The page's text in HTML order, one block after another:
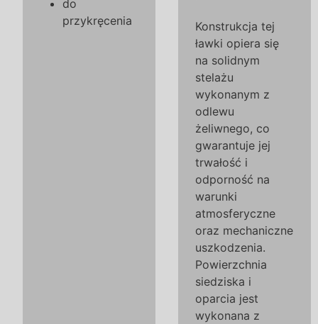
do
przykręcenia
Konstrukcja tej
ławki opiera się
na solidnym
stelażu
wykonanym z
odlewu
żeliwnego, co
gwarantuje jej
trwałość i
odporność na
warunki
atmosferyczne
oraz mechaniczne
uszkodzenia.
Powierzchnia
siedziska i
oparcia jest
wykonana z